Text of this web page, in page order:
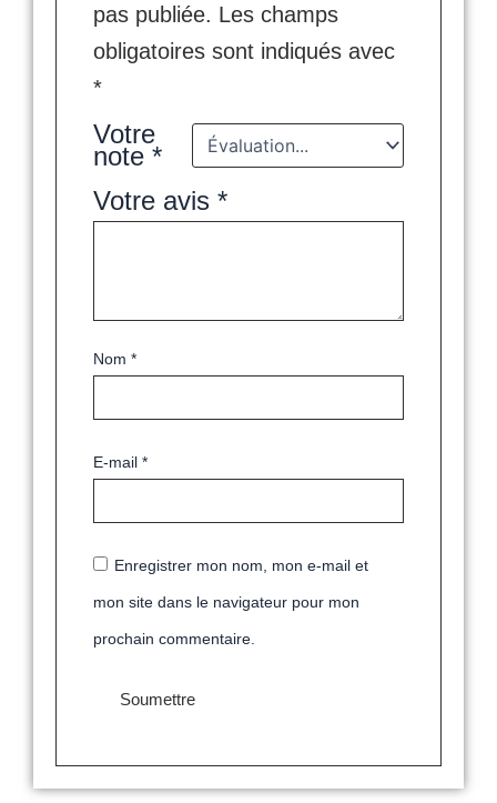
pas publiée. Les champs
obligatoires sont indiqués avec
*
Votre
note*
Votre avis*
Nom*
E-mail*
Enregistrer mon nom, mon e-mail et
mon site dans le navigateur pour mon
prochain commentaire.